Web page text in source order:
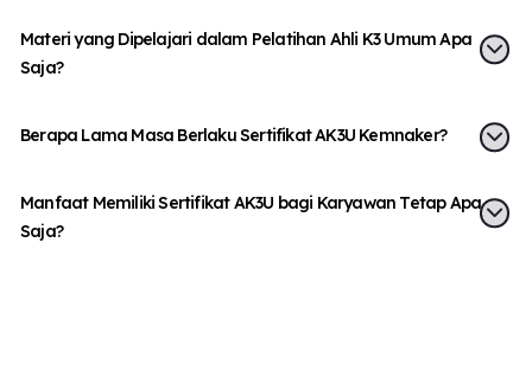
Materi yang Dipelajari dalam Pelatihan Ahli K3 Umum Apa
Saja?
Berapa Lama Masa Berlaku Sertifikat AK3U Kemnaker?
Manfaat Memiliki Sertifikat AK3U bagi Karyawan Tetap Apa
Saja?